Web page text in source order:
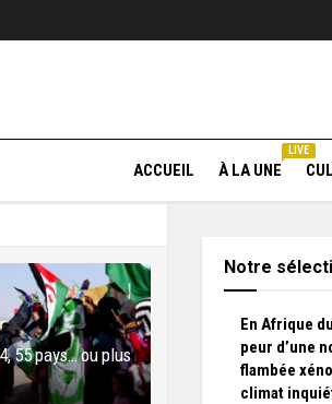
55 pays… ou plus
ACCUEIL À LA UNE
LIVE
Notre
En Afrique
peur d’une
flambée
climat